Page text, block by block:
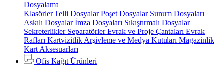
Dosyalama
KlasörlerTelli DosyalarPoşet Dosyalar Sunum Dosyaları
Askılı Dosyalarİmza Dosyaları Sıkıştırmalı Dosyalar
Sekreterlikler SeparatörlerEvrak ve Proje Çantaları Evrak
Rafları Kartvizitlik Arşivleme ve Medya Kutuları Magazinlik
Kart Aksesuarları
Ofis Kağıt Ürünleri